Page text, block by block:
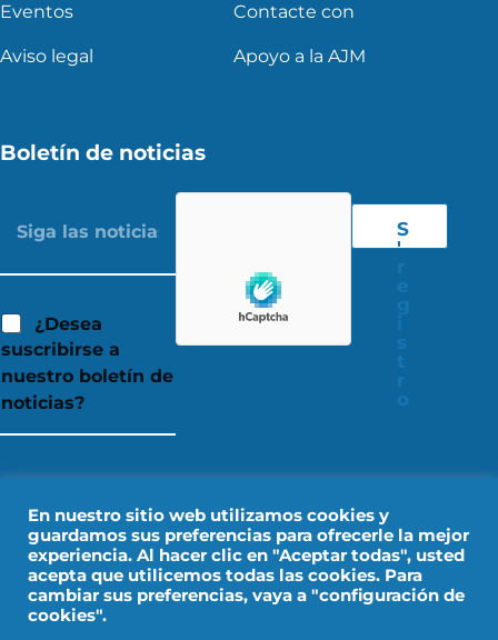
Eventos Contacte con
Aviso legal Apoyo a la AJM
Boletín de noticias
¿Desea
suscribirse a
nuestro boletín de
noticias?
S
'
En nuestro sitio web utilizamos cookies y
guardamos sus preferencias para ofrecerle la mejor
experiencia. Al hacer clic en "Aceptar todas", usted
acepta que utilicemos todas las cookies. Para
cambiar sus preferencias, vaya a "configuración de
cookies".